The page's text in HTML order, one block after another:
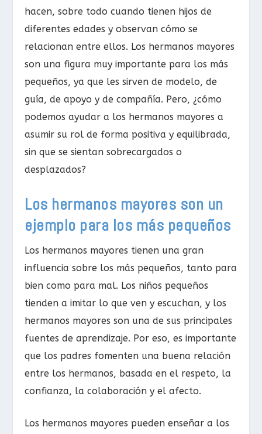
hacen, sobre todo cuando tienen hijos de
diferentes edades y observan cómo se
relacionan entre ellos. Los hermanos mayores
son una figura muy importante para los más
pequeños, ya que les sirven de modelo, de
guía, de apoyo y de compañía. Pero, ¿cómo
podemos ayudar a los hermanos mayores a
asumir su rol de forma positiva y equilibrada,
sin que se sientan sobrecargados o
desplazados?
Los hermanos mayores son un
ejemplo para los más pequeños
Los hermanos mayores tienen una gran
influencia sobre los más pequeños, tanto para
bien como para mal. Los niños pequeños
tienden a imitar lo que ven y escuchan, y los
hermanos mayores son una de sus principales
fuentes de aprendizaje. Por eso, es importante
que los padres fomenten una buena relación
entre los hermanos, basada en el respeto, la
confianza, la colaboración y el afecto.
Los hermanos mayores pueden enseñar a los